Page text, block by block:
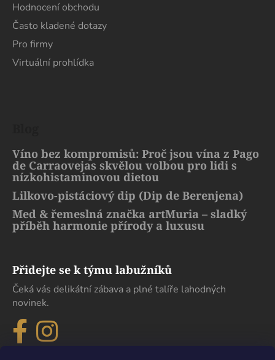
Hodnocení obchodu
Často kladené dotazy
Pro firmy
Virtuální prohlídka
Víno bez kompromisů: Proč jsou vína z Pago
de Carraovejas skvělou volbou pro lidi s
nízkohistaminovou dietou
Lilkovo-pistáciový dip (Dip de Berenjena)
Med & řemeslná značka artMuria – sladký
příběh harmonie přírody a luxusu
Přidejte se k týmu labužníků
Čeká vás delikátní zábava a plné talíře lahodných
novinek.